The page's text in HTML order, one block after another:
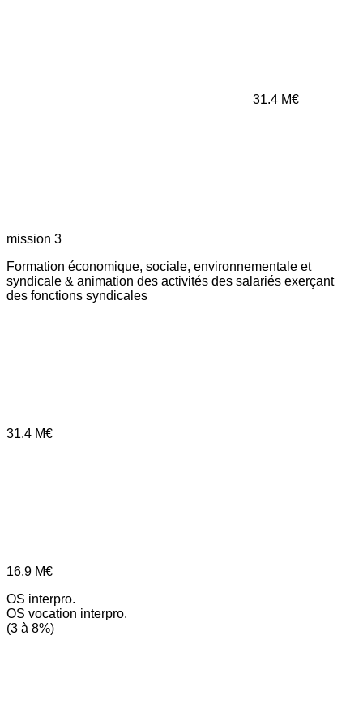
31.4 M€
mission 3
Formation économique, sociale, environnementale et
syndicale & animation des activités des salariés exerçant
des fonctions syndicales
31.4 M€
16.9 M€
OS interpro.
OS vocation interpro.
(3 à 8%)